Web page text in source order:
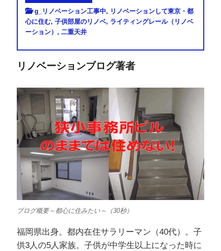
g_リノベーション工事中, リノベーションして東京・都
心に住む, 子供部屋のリノベ, ライティングレール（リノベ
ーション） , 二重天井
リノベーションブログ著者
ブログ概要～都心に住みたい～（30秒）
福岡県出身。都内在住サラリーマン（40代）。子
供3人の5人家族。子供が中学生以上になった時に